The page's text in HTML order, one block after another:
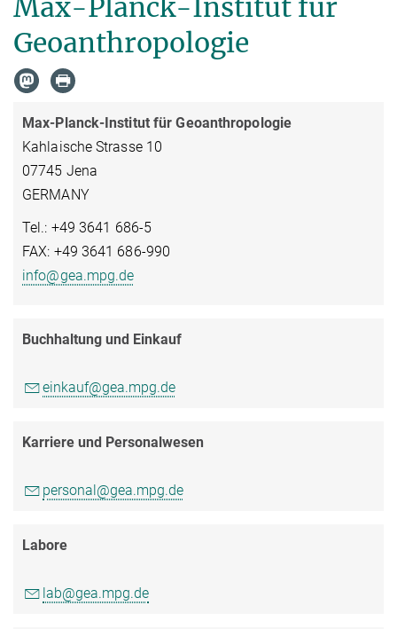
Max-Planck-Institut für
Geoanthropologie
Max-Planck-Institut für Geoanthropologie
Kahlaische Strasse 10
07745 Jena
GERMANY
Tel.: +49 3641 686-5
FAX: +49 3641 686-990
info@gea.mpg.de
Buchhaltung und Einkauf
einkauf@gea.mpg.de
Karriere und Personalwesen
personal@gea.mpg.de
Labore
lab@gea.mpg.de